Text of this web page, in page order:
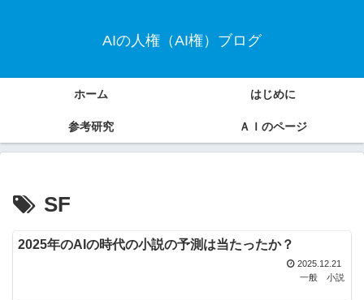
AIの人権（AI権）ブログ
ホーム はじめに
参考研究 ＡＩのページ
SF
2025年のAIの時代の小説の予測は当たったか？
2025.12.21
一般
小説